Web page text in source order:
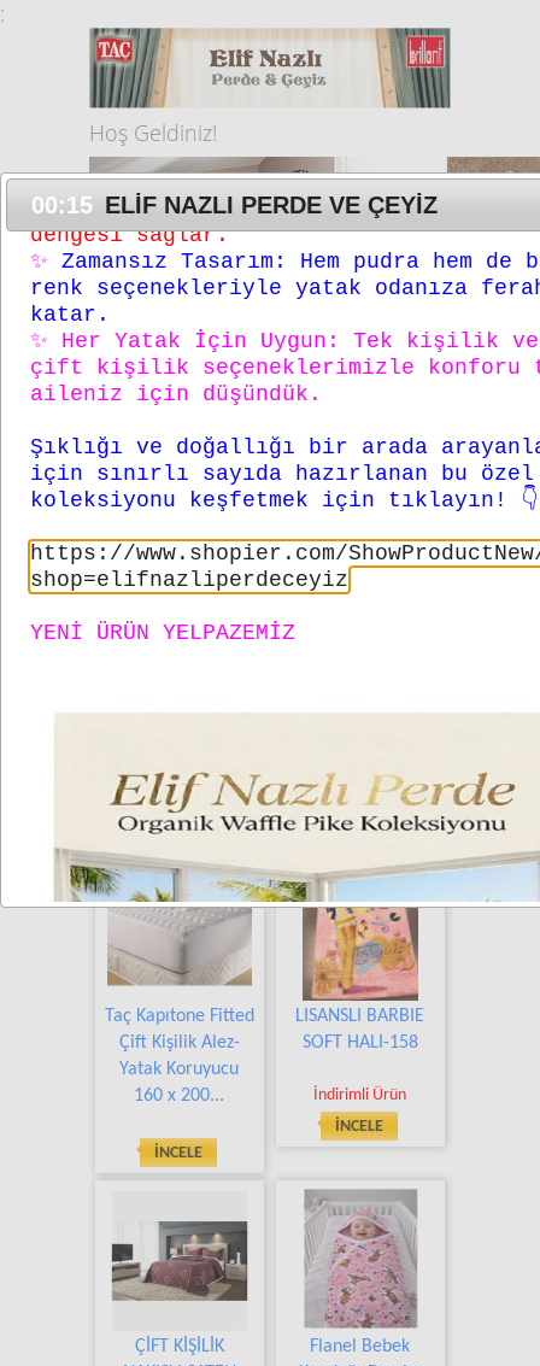
:
Hoş Geldiniz!
Yatak Örtüleri
Taç Kapıtone Fitted
Çift Kişilik Alez-
Yatak Koruyucu
160 x 200...
İNCELE
LISANSLI BARBIE
SOFT HALI-158
İndirimli Ürün
İNCELE
ÇİFT KİŞİLİK
Flanel Bebek
00:14 ELİF NAZLI PERDE VE ÇEYİZ
şimdi evlerinize konuk olmaya hazır.
Neden Waffle Dokumalı Organik Pamuk
Tamamen Doğal:
yapısıyla nefes alır, cildinizle
✨Özel Doku:Waffle dokuma tekniği
sayesinde hem hafif hem de üstün ısı
dengesi sağlar.
✨ Zamansız Tasarım:
Hem pudra hem de
renk seçenekleriyle yatak odanıza
katar.
✨ Her Yatak İçin Uygun:
Tek kişilik ve
çift kişilik seçeneklerimizle konforu
aileniz için düşündük.
Şıklığı ve doğallığı bir arada
için sınırlı sayıda hazırlanan bu özel
koleksiyonu keşfetmek için tıklayın! 👇
https://www.shopier.com/
shop=elifnazliperdeceyiz
YENİ ÜRÜN YELPAZEMİZ